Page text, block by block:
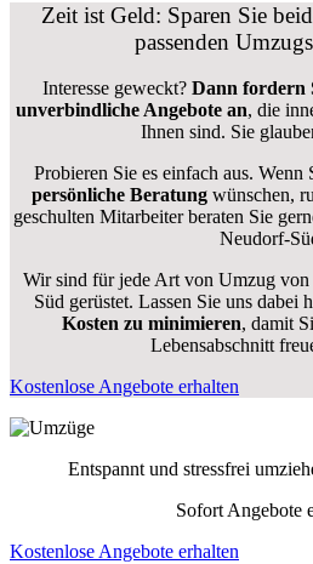
Zeit ist Geld: Sparen Sie
passenden
Interesse geweckt? Dann fordern
unverbindliche Angebote an, die
Ihnen sind. Sie
Probieren Sie es einfach aus.
persönliche Beratung wünschen,
geschulten Mitarbeiter beraten Sie
Neudorf-
Wir sind für jede Art von Umzug
Süd gerüstet. Lassen Sie uns dabei
Kosten zu minimieren, damit
Lebensabschnitt
Kostenlose Angebote erhalten
Entspannt und stressfrei
Sofort Angebote
Kostenlose Angebote erhalten